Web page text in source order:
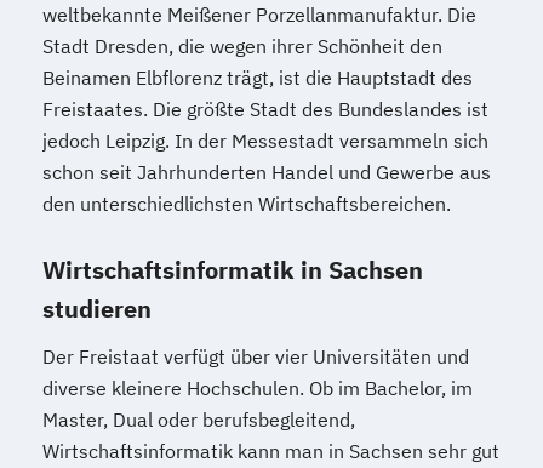
weltbekannte Meißener Porzellanmanufaktur. Die
Stadt Dresden, die wegen ihrer Schönheit den
Beinamen Elbflorenz trägt, ist die Hauptstadt des
Freistaates. Die größte Stadt des Bundeslandes ist
jedoch Leipzig. In der Messestadt versammeln sich
schon seit Jahrhunderten Handel und Gewerbe aus
den unterschiedlichsten Wirtschaftsbereichen.
Wirtschaftsinformatik in Sachsen
studieren
Der Freistaat verfügt über vier Universitäten und
diverse kleinere Hochschulen. Ob im Bachelor, im
Master, Dual oder berufsbegleitend,
Wirtschaftsinformatik kann man in Sachsen sehr gut